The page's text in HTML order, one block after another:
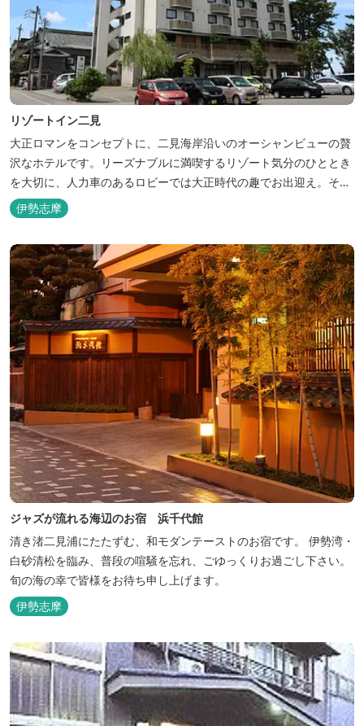
リゾートイン二見
大正ロマンをコンセプトに、二見海岸沿いのオーシャンビューの贅
沢なホテルです。リーズナブルに満喫するリゾート気分のひととき
を大切に、人力車のあるロビーでは大正時代の趣でお出迎え。そし
て、抜群の眺めが自慢の露天風呂｢七福の湯｣は、趣向を凝らした七
つのお風呂のうち、五つをご宿泊者様無料の貸切風呂としてご利用
が可能です。
伊勢志摩
ジャズが流れる海辺のお宿 浜千代館
清き渚二見浦にたたずむ、和モダンテーストのお宿です。 伊勢湾・
白砂清松を臨み、普段の喧騒を忘れ、ごゆっくりお過ごし下さい。
旬の海の幸で皆様をお待ち申し上げます。
伊勢志摩